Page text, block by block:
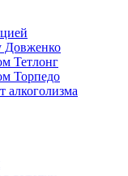
Довженко
Тетлонг
Торпедо
алкоголизма